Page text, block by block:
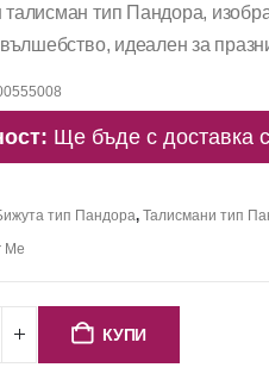
тип Пандора,
вълшебство, идеален за
Ще бъде с доставка
тип Пандора,Талисмани тип
Me
КУПИ